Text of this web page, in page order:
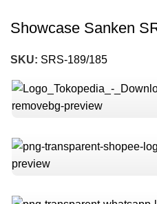
Showcase Sanken
SKU: SRS-189/185